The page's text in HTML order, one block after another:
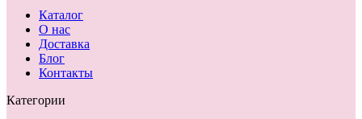
Каталог
О нас
Доставка
Блог
Контакты
Категории